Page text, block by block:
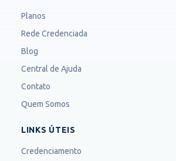
Planos
Rede Credenciada
Blog
Central de Ajuda
Contato
Quem Somos
LINKS ÚTEIS
Credenciamento